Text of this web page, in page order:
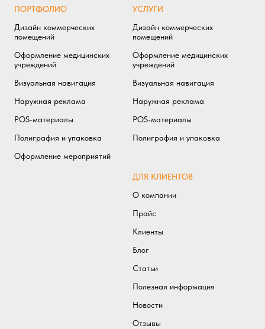
ПОРТФОЛИО
Дизайн коммерческих
помещений
Оформление медицинских
учреждений
Визуальная навигация
Наружная реклама
POS-материалы
Полиграфия и упаковка
Оформление мероприятий
УСЛУГИ
Дизайн коммерческих
помещений
Оформление медицинских
учреждений
Визуальная навигация
Наружная реклама
POS-материалы
Полиграфия и упаковка
ДЛЯ КЛИЕНТОВ
О компании
Прайс
Клиенты
Блог
Статьи
Полезная информация
Новости
Отзывы